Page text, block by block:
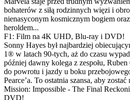
bohaterów z siłą rodzinnych więzi i
nienasyconym kosmicznym bogiem
heroldem...
F1: Film na 4K UHD, Blu-ray i DVD!
Sonny Hayes był najbardziej
1® w latach 90-tych, aż do czasu
później dawny kolega z zespołu,
do powrotu i jazdy u boku
Pearce’a. To ostatnia szansa, aby
Mission: Impossible - The Final
DVD!